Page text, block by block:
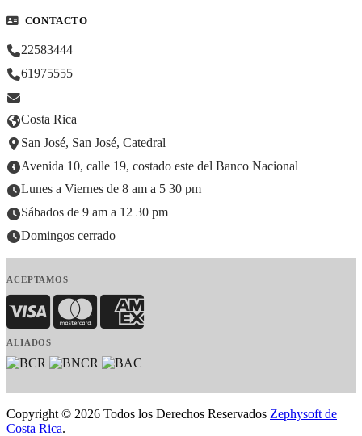
CONTACTO
22583444
61975555
Costa Rica
San José, San José, Catedral
Avenida 10, calle 19, costado este del Banco Nacional
Lunes a Viernes de 8 am a 5 30 pm
Sábados de 9 am a 12 30 pm
Domingos cerrado
ACEPTAMOS
Visa MasterCardAmerican Express
ALIADOS
Copyright © 2026 Todos los Derechos Reservados Zephysoft de
Costa Rica.